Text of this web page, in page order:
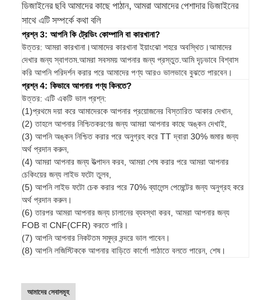
ডিজাইনের ছবি আমাদের কাছে পাঠান, আমরা আমাদের পেশাদার ডিজাইনের
সাথে এটি সম্পর্কে কথা বলি
প্রশ্ন 3: আপনি কি ট্রেডিং কোম্পানি বা কারখানা?
উত্তর: আমরা কারখানা।আমাদের কারখানা ইয়াংঝো শহরে অবস্থিত।আমাদের
দেখার জন্য স্বাগতম.আমরা সবসময় আপনার জন্য প্রস্তুত.আমি দৃঢ়ভাবে বিশ্বাস
করি আপনি পরিদর্শন করার পরে আমাদের পণ্য আরও ভালভাবে বুঝতে পারবেন।
প্রশ্ন 4: কিভাবে আপনার পণ্য কিনতে?
উত্তর: এটি একটি ভাল প্রশ্ন:
(1)প্রথমে দয়া করে আমাদেরকে আপনার প্রয়োজনের বিস্তারিত আকার দেখান,
(2) তাহলে আপনার নিশ্চিতকরণের জন্য আমরা আপনার কাছে অঙ্কন দেখাই,
(3) আপনি অঙ্কন নিশ্চিত করার পরে অনুগ্রহ করে TT দ্বারা 30% জমার জন্য
অর্থ প্রদান করুন,
(4) আমরা আপনার জন্য উত্পাদন করব, আমরা শেষ করার পরে আমরা আপনার
চেকিংয়ের জন্য লাইভ ফটো তুলব,
(5) আপনি লাইভ ফটো চেক করার পরে 70% ব্যালেন্স পেমেন্টের জন্য অনুগ্রহ করে
অর্থ প্রদান করুন।
(6) তারপর আমরা আপনার জন্য চালানের ব্যবস্থা করব, আমরা আপনার জন্য
FOB বা CNF(CFR) করতে পারি।
(7) আপনি আপনার নিকটতম সমুদ্র বন্দরে ভাল পাবেন।
(8) আপনি লজিস্টিককে আপনার বাড়িতে কার্গো পাঠাতে বলতে পারেন, শেষ।
আমাদের সেবাসমূহ